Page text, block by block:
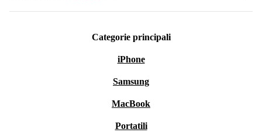
Categorie principali
iPhone
Samsung
MacBook
Portatili